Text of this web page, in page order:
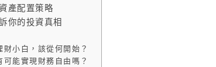
產配置策略
你的投資真相
小白，該從何開始？
能實現財務自由嗎？